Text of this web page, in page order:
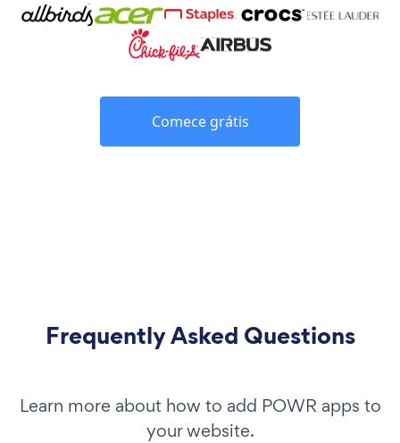
Comece grátis
Frequently Asked Questions
Learn more about how to add POWR apps to
your website.